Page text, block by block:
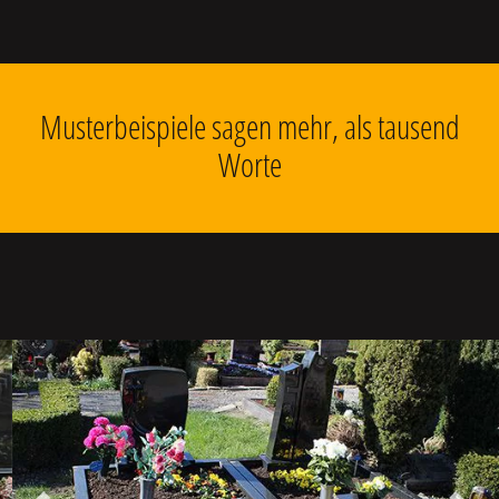
Musterbeispiele sagen mehr, als tausend
Worte